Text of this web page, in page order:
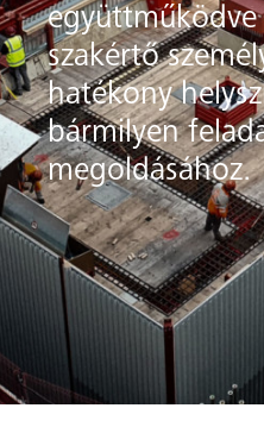
ide
szakértő
hatékony
bármilyen
megoldásához.